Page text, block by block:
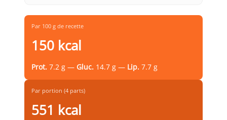
Par 100 g de recette
150 kcal
Prot. 7.2 g — Gluc. 14.7 g — Lip. 7.7 g
Par portion (4 parts)
551 kcal